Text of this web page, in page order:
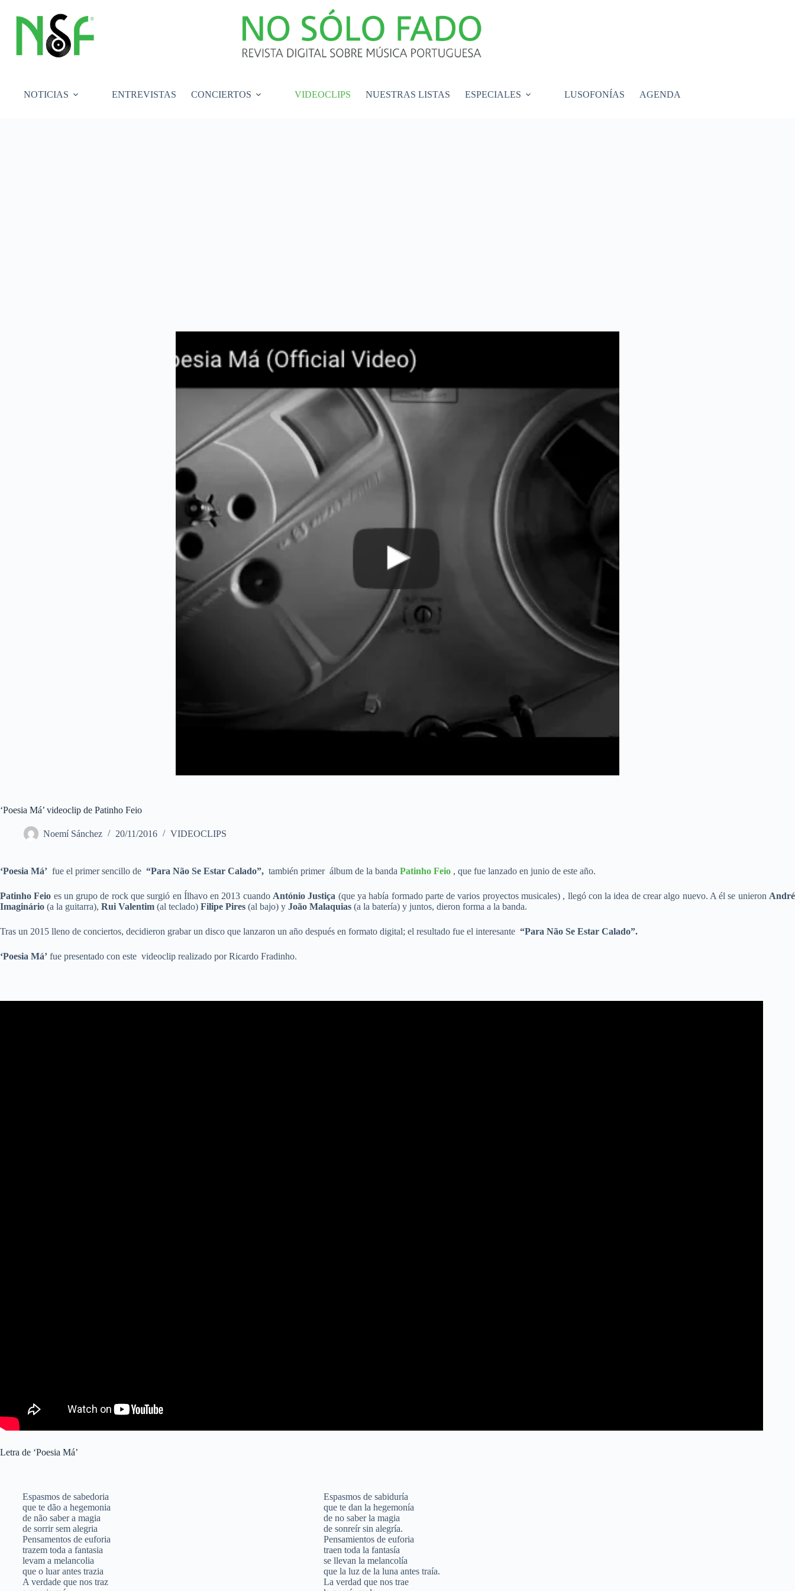
contenido
NOTICIAS ENTREVISTAS CONCIERTOS VIDEOCLIPS NUESTRAS LISTAS ESPECIALES LUSOFONÍAS AGENDA
‘Poesia Má’ videoclip de Patinho Feio
Noemí Sánchez 20/11/2016 VIDEOCLIPS
‘Poesia Má’ fue el primer sencillo de “Para Não Se Estar Calado”, también primer álbum de la banda Patinho Feio , que fue lanzado en junio de este año.
Patinho Feio es un grupo de rock que surgió en Ílhavo en 2013 cuandoAntónio Justiça (que ya había formado parte de varios proyectos musicales) , llegó con la idea de crear algo nuevo. A él se unieron André
Imaginário (a la guitarra), Rui Valentim (al teclado) Filipe Pires (al bajo) y João Malaquias (a la batería) y juntos, dieron forma a la banda.
Tras un 2015 lleno de conciertos, decidieron grabar un disco que lanzaron un año después en formato digital; el resultado fue el interesante “Para Não Se Estar Calado”.
‘Poesia Má’ fue presentado con este videoclip realizado por Ricardo Fradinho.
Letra de ‘Poesia Má’
Espasmos de sabedoria
que te dão a hegemonia
de não saber a magia
de sorrir sem alegria
Pensamentos de euforia
trazem toda a fantasia
levam a melancolia
que o luar antes trazia
A verdade que nos traz
Espasmos de sabiduría
que te dan la hegemonía
de no saber la magia
de sonreír sin alegría.
Pensamientos de euforia
traen toda la fantasía
se llevan la melancolía
que la luz de la luna antes traía.
La verdad que nos trae